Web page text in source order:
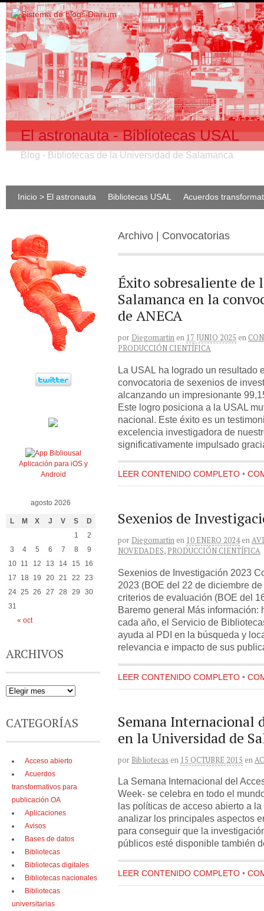
El astronauta - Bibliotecas USAL
Blog - Bibliotecas de la Universidad de Salamanca
Inicio > El astronauta Bibliotecas USAL Acuerdos
Archivo | Convocatorias
Éxito sobresaliente de
Salamanca en la
de ANECA
por Diegomartin en 17 JUNIO 2025 en
PRODUCCIÓN CIENTÍFICA
La USAL ha logrado un resultado
convocatoria de sexenios de
alcanzando un impresionante
Este logro posiciona a la USAL
nacional. Este éxito es un
excelencia investigadora de
significativamente impulsado
LEER CONTENIDO COMPLETO •
Sexenios de
por Diegomartin en 10 ENERO 2024 en
NOVEDADES, PRODUCCIÓN CIENTÍFICA
Sexenios de Investigación 2023
2023 (BOE del 22 de diciembre
criterios de evaluación (BOE del
Baremo general Más información:
cada año, el Servicio de
ayuda al PDI en la búsqueda y
relevancia e impacto de sus
LEER CONTENIDO COMPLETO •
Semana Internacional
en la Universidad de
por Bibliotecas en 15 OCTUBRE 2015 en
La Semana Internacional del
Week- se celebra en todo el
las políticas de acceso abierto a
analizar los principales aspectos
para conseguir que la
públicos esté disponible también
LEER CONTENIDO COMPLETO •
Aplicación para iOS y
Android
agosto 2026
L M X J V S D
« oct
1
2
3
4 5 6 7 8
9
10
11 12 13 14 15
16
17
18 19 20 21 22
23
24 25 26 27 28 29
30
31
ARCHIVOS
CATEGORÍAS
Acceso abierto
Acuerdos
transformativos para
publicación OA
Aplicaciones
Avisos
Bases de datos
Bibliotecas
Bibliotecas digitales
Bibliotecas nacionales
Bibliotecas
universitarias